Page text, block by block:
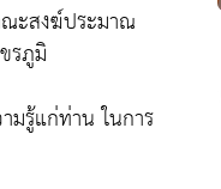
ะสงฆ์ประมาณ
รภูมิ
มรู้แก่ท่าน ในการ